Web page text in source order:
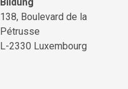
138, Boulevard de la
Pétrusse
L-2330 Luxembourg